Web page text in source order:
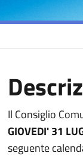
Il Consiglio
GIOVEDI'31
seguente